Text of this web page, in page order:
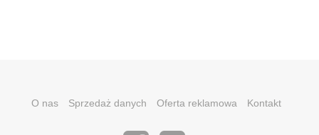
O nas Sprzedaż danych Oferta reklamowa Kontakt